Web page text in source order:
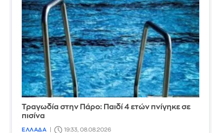
Τραγωδία στην Πάρο: Παιδί 4 ετών πνίγηκε σε
πισίνα
ΕΛΛΑΔΑ 19:33, 08.08.2026